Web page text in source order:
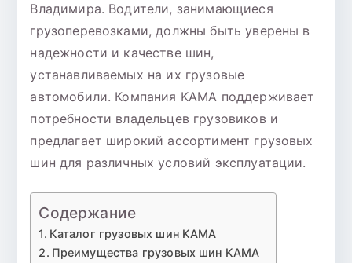
Владимира. Водители, занимающиеся
грузоперевозками, должны быть уверены в
надежности и качестве шин,
устанавливаемых на их грузовые
автомобили. Компания KAMA поддерживает
потребности владельцев грузовиков и
предлагает широкий ассортимент грузовых
шин для различных условий эксплуатации.
Содержание
Каталог грузовых шин KAMA
Преимущества грузовых шин KAMA